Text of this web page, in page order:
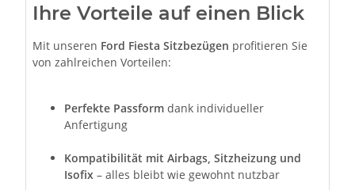
Ihre Vorteile auf einen Blick
Mit unseren Ford Fiesta Sitzbezügen profitieren Sie
von zahlreichen Vorteilen:
Perfekte Passform dank individueller
Anfertigung
Kompatibilität mit Airbags, Sitzheizung und
Isofix – alles bleibt wie gewohnt nutzbar